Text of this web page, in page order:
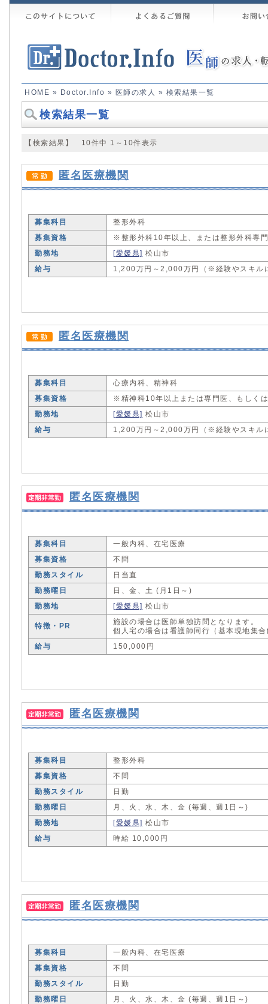
HOME » Doctor.Info » 医師の求人 » 検索結果一覧
検索結果一覧
【検索結果】 10件中 1～10件表示
匿名医療機関
募集科目
整形外科
募集資格
※整形外科10年以上、または整形外科専
勤務地
[愛媛県] 松山市
給与
1,200万円～2,000万円（※経験やスキル
匿名医療機関
募集科目
心療内科、精神科
募集資格
※精神科10年以上または専門医、もしく
勤務地
[愛媛県] 松山市
給与
1,200万円～2,000万円（※経験やスキル
匿名医療機関
募集科目
一般内科、在宅医療
募集資格
不問
勤務スタイル
日当直
勤務曜日
日、金、土 (月1日～)
勤務地
[愛媛県] 松山市
特徴・PR
施設の場合は医師単独訪問となります。
個人宅の場合は看護師同行（基本現地集
給与
150,000円
匿名医療機関
募集科目
整形外科
募集資格
不問
勤務スタイル
日勤
勤務曜日
月、火、水、木、金 (毎週、週1日～)
勤務地
[愛媛県] 松山市
給与
時給 10,000円
匿名医療機関
募集科目
一般内科、在宅医療
募集資格
不問
勤務スタイル
日勤
勤務曜日
月、火、水、木、金 (毎週、週1日～)